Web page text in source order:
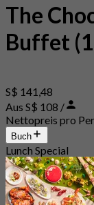
The
Buffet
S$ 141,48
Aus S$ 108 /
Nettopreis pro
Buch
Lunch Special